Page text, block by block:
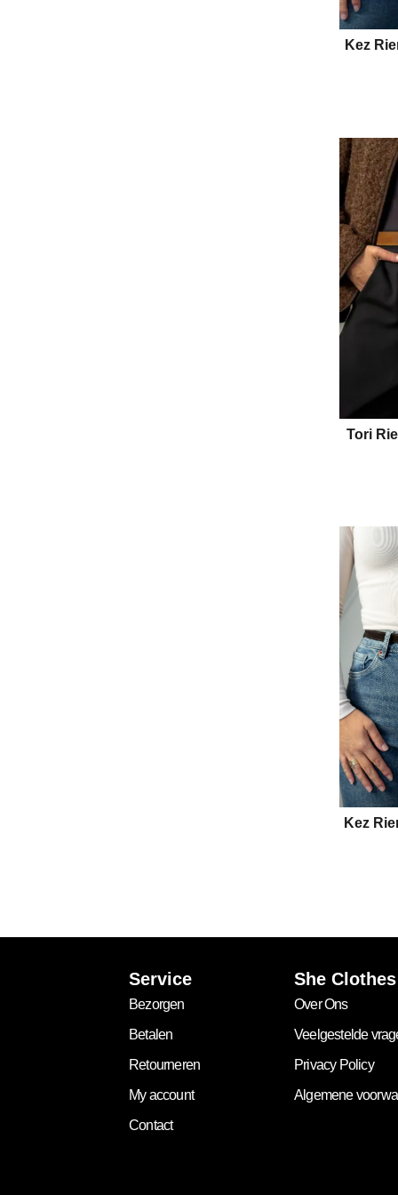
Kez
Tori
Kez
Service
Bezorgen
Betalen
Retourneren
My account
Contact
She Clothes
Over Ons
Veelgestelde
Privacy Policy
Algemene